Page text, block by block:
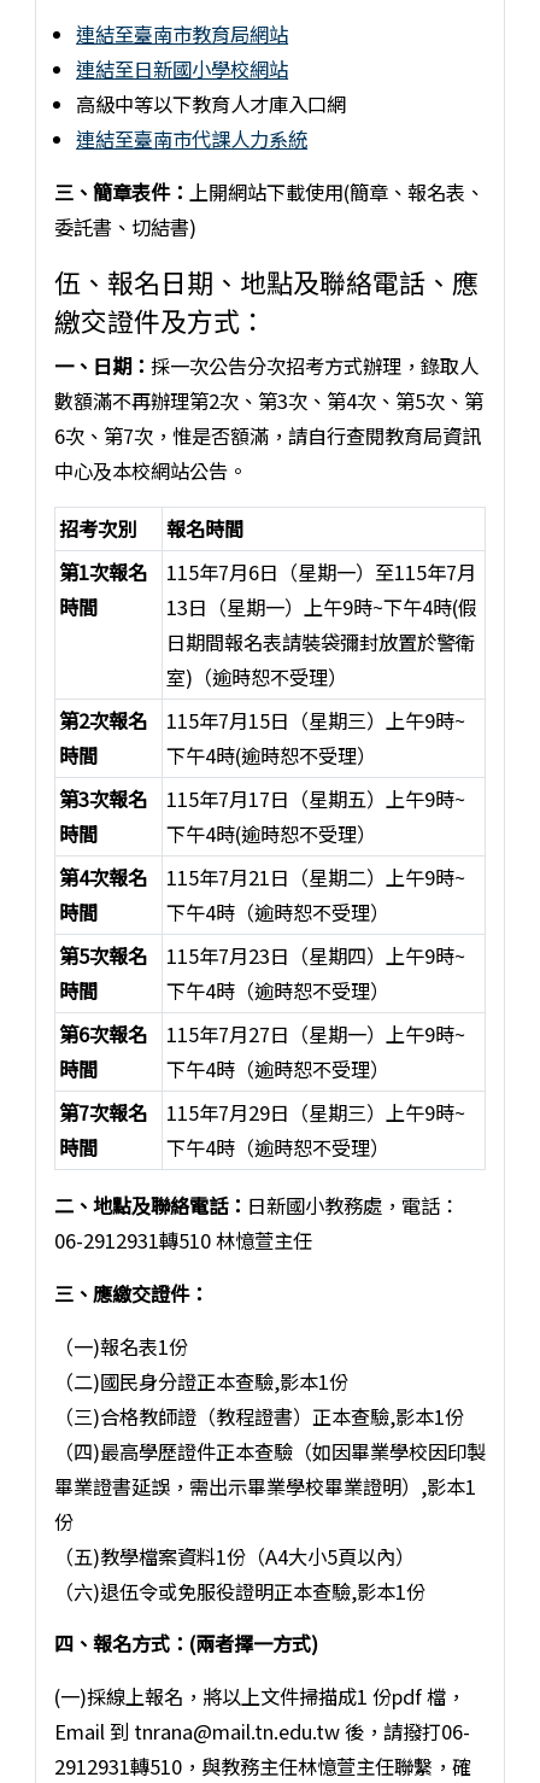
連結至臺南市教育局網站
連結至日新國小學校網站
高級中等以下教育人才庫入口網
連結至臺南市代課人力系統
三、簡章表件： 上開網站下載使用(簡章、報名表、
委託書、切結書)
伍、報名日期、地點及聯絡電話、應
繳交證件及方式：
一、日期： 採一次公告分次招考方式辦理，錄取人
數額滿不再辦理第2次、第3次、第4次、第5次、第
6次、第7次，惟是否額滿，請自行查閱教育局資訊
中心及本校網站公告。
招考次別
報名時間
第1次報名
時間
115年7月6日（星期一）至115年7月
13日（星期一）上午9時~下午4時(假
日期間報名表請裝袋彌封放置於警衛
室)（逾時恕不受理）
第2次報名
時間
115年7月15日（星期三）上午9時~
下午4時(逾時恕不受理）
第3次報名
時間
115年7月17日（星期五）上午9時~
下午4時(逾時恕不受理）
第4次報名
時間
115年7月21日（星期二）上午9時~
下午4時（逾時恕不受理）
第5次報名
時間
115年7月23日（星期四）上午9時~
下午4時（逾時恕不受理）
第6次報名
時間
115年7月27日（星期一）上午9時~
下午4時（逾時恕不受理）
第7次報名
時間
115年7月29日（星期三）上午9時~
下午4時（逾時恕不受理）
二、地點及聯絡電話： 日新國小教務處，電話：
06-2912931轉510 林憶萱主任
三、應繳交證件：
（一)報名表1份
（二)國民身分證正本查驗,影本1份
（三)合格教師證（教程證書）正本查驗,影本1份
（四)最高學歷證件正本查驗（如因畢業學校因印製
畢業證書延誤，需出示畢業學校畢業證明）,影本1
份
（五)教學檔案資料1份（A4大小5頁以內）
（六)退伍令或免服役證明正本查驗,影本1份
四、報名方式：(兩者擇一方式)
(一)採線上報名，將以上文件掃描成1 份pdf 檔，
Email 到 tnrana@mail.tn.edu.tw 後，請撥打06-
2912931轉510，與教務主任林憶萱主任聯繫，確